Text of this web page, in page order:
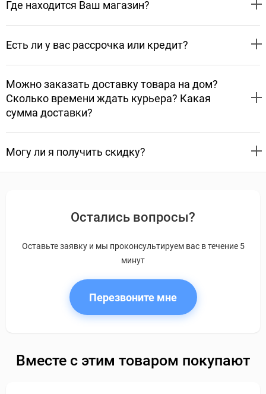
Где находится Ваш магазин?
Есть ли у вас рассрочка или кредит?
Можно заказать доставку товара на дом?
Сколько времени ждать курьера? Какая
сумма доставки?
Могу ли я получить скидку?
Остались вопросы?
Оставьте заявку и мы проконсультируем вас в течение 5
минут
Перезвоните мне
Вместе с этим товаром покупают